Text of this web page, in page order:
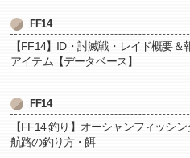
FF14
【FF14】ID・討滅戦・レイド概要＆
アイテム【データベース】
FF14
【FF14 釣り】オーシャンフィッシン
航路の釣り方・餌